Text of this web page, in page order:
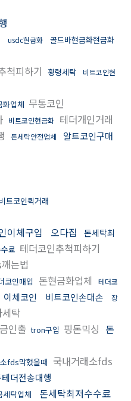
usdc현금화 골드바현금화현금화
척피하기 횡령세탁
비트코인현
화업체 무통코인
비트코인현금화 테더개인거래
돈세탁안전업체 알트코인구매
비트코인퀵거래
이체구입 오다집
돈세탁최
료 테더코인추척피하기
는법
코인매입 돈현금화업체
테더코
이체코인 비트코인손대손
장
탁
인출 tron구입 핑돈믹싱 돈
fds막혔을때 국내거래소fds
더전송대행
세탁업체 돈세탁최저수수료